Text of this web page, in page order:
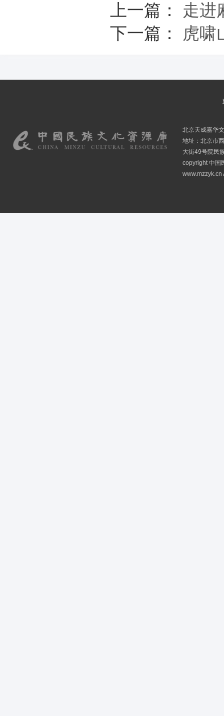
上一篇： 走进
下一篇：
虎啸
北京天成嘉华
地址：北京市
大街49号院民
copyright 中国